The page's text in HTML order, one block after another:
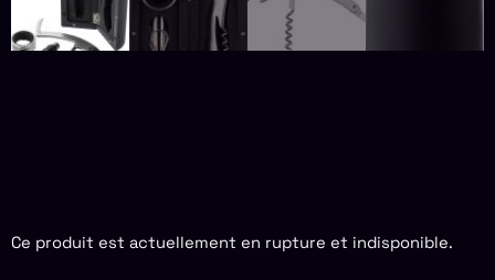
Ce produit est actuellement en rupture et indisponible.